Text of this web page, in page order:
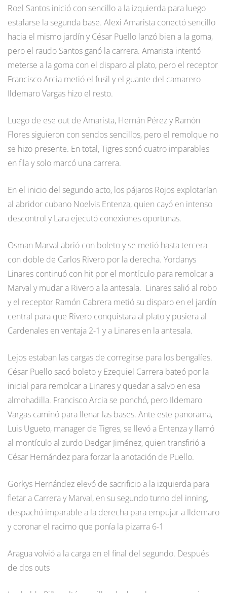
Roel Santos inició con sencillo a la izquierda para luego
estafarse la segunda base. Alexi Amarista conectó sencillo
hacia el mismo jardín y César Puello lanzó bien a la goma,
pero el raudo Santos ganó la carrera. Amarista intentó
meterse a la goma con el disparo al plato, pero el receptor
Francisco Arcia metió el fusil y el guante del camarero
Ildemaro Vargas hizo el resto.
Luego de ese out de Amarista, Hernán Pérez y Ramón
Flores siguieron con sendos sencillos, pero el remolque no
se hizo presente. En total, Tigres sonó cuatro imparables
en fila y solo marcó una carrera.
En el inicio del segundo acto, los pájaros Rojos explotarían
al abridor cubano Noelvis Entenza, quien cayó en intenso
descontrol y Lara ejecutó conexiones oportunas.
Osman Marval abrió con boleto y se metió hasta tercera
con doble de Carlos Rivero por la derecha. Yordanys
Linares continuó con hit por el montículo para remolcar a
Marval y mudar a Rivero a la antesala. Linares salió al robo
y el receptor Ramón Cabrera metió su disparo en el jardín
central para que Rivero conquistara al plato y pusiera al
Cardenales en ventaja 2-1 y a Linares en la antesala.
Lejos estaban las cargas de corregirse para los bengalíes.
César Puello sacó boleto y Ezequiel Carrera bateó por la
inicial para remolcar a Linares y quedar a salvo en esa
almohadilla. Francisco Arcia se ponchó, pero Ildemaro
Vargas caminó para llenar las bases. Ante este panorama,
Luis Ugueto, manager de Tigres, se llevó a Entenza y llamó
al montículo al zurdo Dedgar Jiménez, quien transfirió a
César Hernández para forzar la anotación de Puello.
Gorkys Hernández elevó de sacrificio a la izquierda para
fletar a Carrera y Marval, en su segundo turno del inning,
despachó imparable a la derecha para empujar a Ildemaro
y coronar el racimo que ponía la pizarra 6-1
Aragua volvió a la carga en el final del segundo. Después
de dos outs